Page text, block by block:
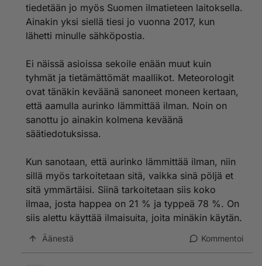
tiedetään jo myös Suomen ilmatieteen laitoksella.
Ainakin yksi siellä tiesi jo vuonna 2017, kun
lähetti minulle sähköpostia.
Ei näissä asioissa sekoile enään muut kuin
tyhmät ja tietämättömät maallikot. Meteorologit
ovat tänäkin keväänä sanoneet moneen kertaan,
että aamulla aurinko lämmittää ilman. Noin on
sanottu jo ainakin kolmena keväänä
säätiedotuksissa.
Kun sanotaan, että aurinko lämmittää ilman, niin
sillä myös tarkoitetaan sitä, vaikka sinä pöljä et
sitä ymmärtäisi. Siinä tarkoitetaan siis koko
ilmaa, josta happea on 21 % ja typpeä 78 %. On
siis alettu käyttää ilmaisuita, joita minäkin käytän.
Äänestä Kommentoi